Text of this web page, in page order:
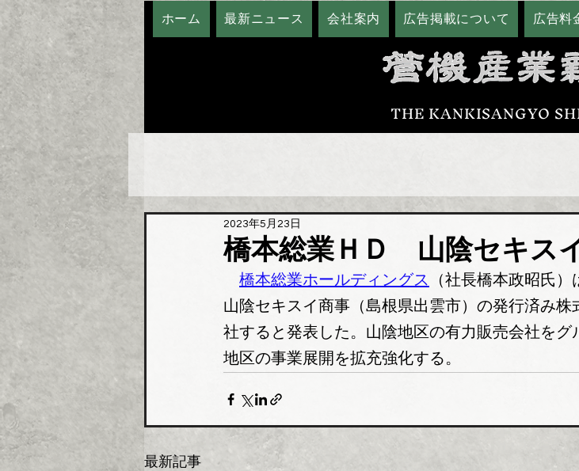
ホーム 最新ニュース 会社案内 広告掲載について 広告料
THE KANKISANGYO
橋本総業ＨＤ 山陰セキス
2023年5月23日
橋本総業ホールディングス （社長橋本政昭氏
山陰セキスイ商事（島根県出雲市）の発行済み
社すると発表した。山陰地区の有力販売会社をグ
地区の事業展開を拡充強化する。
最新記事